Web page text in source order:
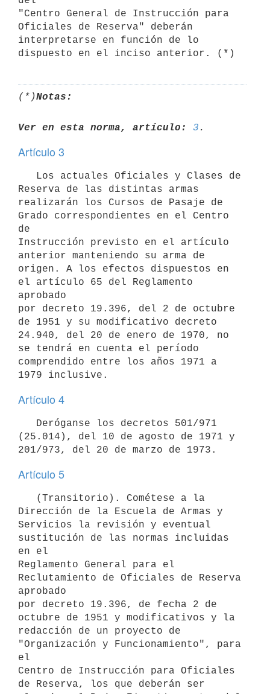
"Centro General de Instrucción para
Oficiales de Reserva" deberán
interpretarse en función de lo
(*)Notas:
Ver en esta norma, artículo: 3
Artículo 3
Reserva de las distintas armas
realizarán los Cursos de Pasaje de
Grado correspondientes en el Centro
de
Instrucción previsto en el artículo
anterior manteniendo su arma de
origen. A los efectos dispuestos en
el artículo 65 del Reglamento
aprobado
por decreto 19.396, del 2 de octubre
de 1951 y su modificativo decreto
24.940, del 20 de enero de 1970, no
se tendrá en cuenta el período
comprendido entre los años 1971 a
Artículo 4
(25.014), del 10 de agosto de 1971 y
Artículo 5
Dirección de la Escuela de Armas y
Servicios la revisión y eventual
sustitución de las normas incluidas
en el
Reglamento General para el
Reclutamiento de Oficiales de Reserva
aprobado
por decreto 19.396, de fecha 2 de
octubre de 1951 y modificativos y la
redacción de un proyecto de
"Organización y Funcionamiento", para
el
Centro de Instrucción para Oficiales
de Reserva, los que deberán ser